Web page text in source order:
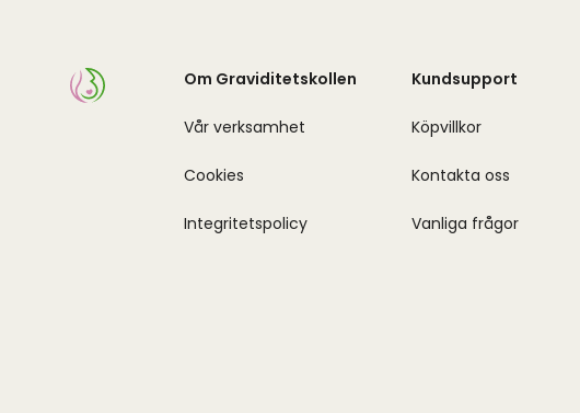
Om Graviditetskollen
Vår verksamhet
Cookies
Integritetspolicy
Kundsupport
Köpvillkor
Kontakta oss
Vanliga frågor